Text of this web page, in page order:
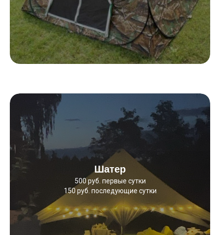
Шатер
500 руб. первые сутки
150 руб. последующие сутки